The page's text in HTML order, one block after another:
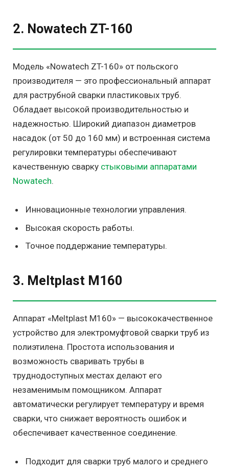
2. Nowatech ZT-160
Модель «Nowatech ZT-160» от польского
производителя — это профессиональный аппарат
для раструбной сварки пластиковых труб.
Обладает высокой производительностью и
надежностью. Широкий диапазон диаметров
насадок (от 50 до 160 мм) и встроенная система
регулировки температуры обеспечивают
качественную сварку стыковыми аппаратами
Nowatech.
Инновационные технологии управления.
Высокая скорость работы.
Точное поддержание температуры.
3. Meltplast M160
Аппарат «Meltplast M160» — высококачественное
устройство для электромуфтовой сварки труб из
полиэтилена. Простота использования и
возможность сваривать трубы в
труднодоступных местах делают его
незаменимым помощником. Аппарат
автоматически регулирует температуру и время
сварки, что снижает вероятность ошибок и
обеспечивает качественное соединение.
Подходит для сварки труб малого и среднего